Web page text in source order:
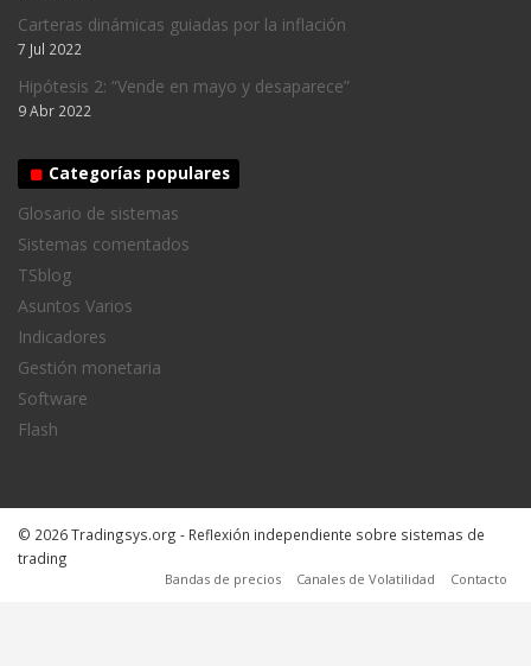
Carteras dinámicas guiadas por la inflación
7 Jul 2022
Hipótesis 2: “Vende en mayo y desaparece”
9 Abr 2022
Categorías populares
Glosario de sistemas
Sistemas comentados
TSblog
Asuntos Varios
Indicadores
Gestión monetaria
Software
Flash
© 2026 Tradingsys.org - Reflexión independiente sobre sistemas de
trading
Bandas de precios Canales de Volatilidad Contacto